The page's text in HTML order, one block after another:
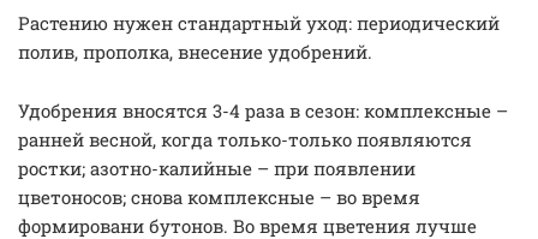
Растению нужен стандартный уход: периодический
полив, прополка, внесение удобрений.
Удобрения вносятся 3-4 раза в сезон: комплексные –
ранней весной, когда только-только появляются
ростки; азотно-калийные – при появлении
цветоносов; снова комплексные – во время
формировани бутонов. Во время цветения лучше